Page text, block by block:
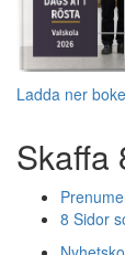
Ladda ner
Skaffa
8 Sidor